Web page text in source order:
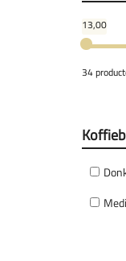
13,00
34